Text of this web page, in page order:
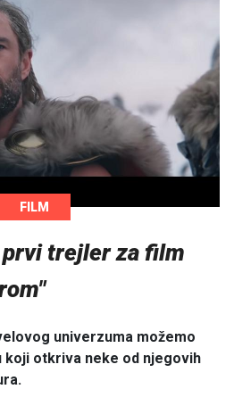
FILM
trejler za film
univerzuma možemo
otkriva neke od njegovih